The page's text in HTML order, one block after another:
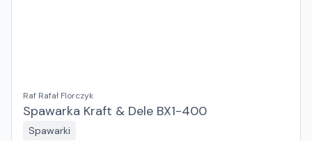
Raf Rafał Florczyk
Spawarka Kraft & Dele BX1-400
Spawarki